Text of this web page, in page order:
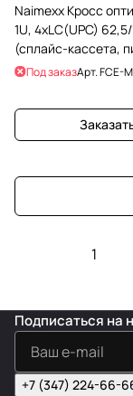
Naimexx Кросс
1U, 4хLC(UPC)
(сплайс-кассета,
КДЗС)
Под заказАрт.FCE-
1
Подписаться на
+7 (347) 224-66-